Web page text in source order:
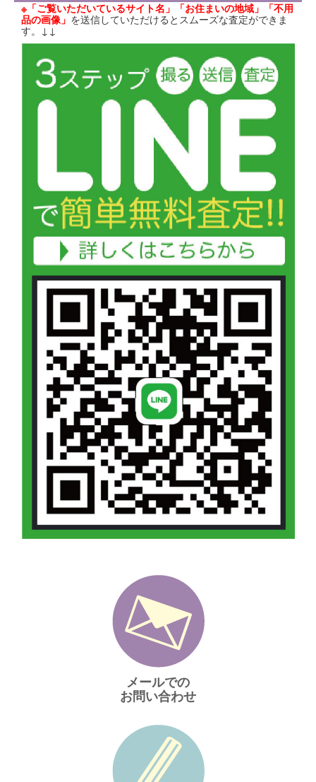
※「ご覧いただいているサイト名」「お住まいの地域」「不用
品の画像」 を送信していただけるとスムーズな査定ができま
す。↓↓
メールでの
お問い合わせ